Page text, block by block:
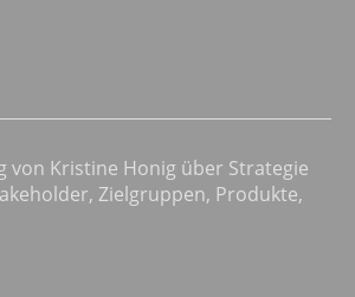
von Kristine Honig über Strategie
Zielgruppen, Produkte,